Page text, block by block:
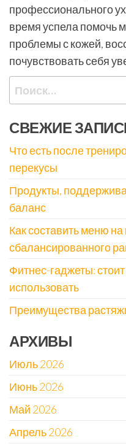
профессионального
время успела помочь
проблемы с кожей,
почувствовать себя
Найти:
СВЕЖИЕ
Что есть после
перекусы
Продукты,
баланс
Как составить меню
сбалансированного
Фитнес-гаджеты: стоит
использовать
Преимущества
АРХИВЫ
Июль 2026
Июнь 2026
Май 2026
Апрель 2026